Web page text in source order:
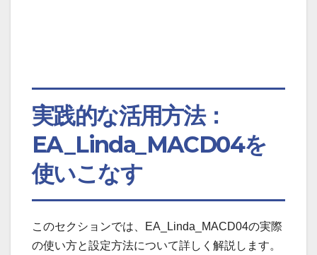
実践的な活用方法：
EA_Linda_MACD04を
使いこなす
このセクションでは、EA_Linda_MACD04の実際
の使い方と設定方法について詳しく解説します。